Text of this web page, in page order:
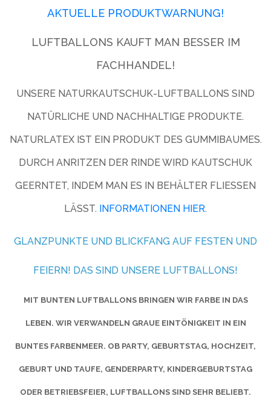
AKTUELLE PRODUKTWARNUNG!
LUFTBALLONS KAUFT MAN BESSER IM
FACHHANDEL!
UNSERE NATURKAUTSCHUK-LUFTBALLONS SIND
NATÜRLICHE UND NACHHALTIGE PRODUKTE.
NATURLATEX IST EIN PRODUKT DES GUMMIBAUMES.
DURCH ANRITZEN DER RINDE WIRD KAUTSCHUK
GEERNTET, INDEM MAN ES IN BEHÄLTER FLIESSEN L
ÄSST. INFORMATIONEN HIER.
GLANZPUNKTE UND BLICKFANG AUF FESTEN UND
FEIERN! DAS SIND UNSERE LUFTBALLONS!
MIT BUNTEN LUFTBALLONS BRINGEN WIR FARBE IN DAS
LEBEN. WIR VERWANDELN GRAUE EINTÖNIGKEIT IN EIN
BUNTES FARBENMEER. OB PARTY, GEBURTSTAG, HOCHZEIT,
GEBURT UND TAUFE, GENDERPARTY, KINDERGEBURTSTAG
ODER BETRIEBSFEIER, LUFTBALLONS SIND SEHR BELIEBT.